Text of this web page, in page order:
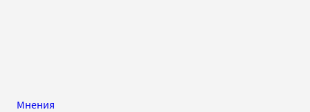
Мнения